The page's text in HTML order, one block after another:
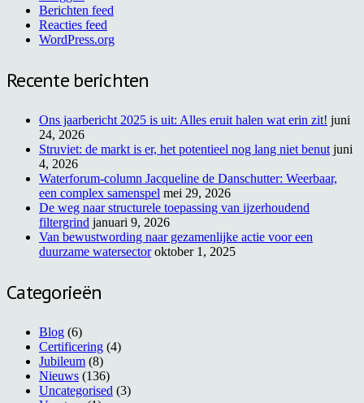
Berichten feed
Reacties feed
WordPress.org
Recente berichten
Ons jaarbericht 2025 is uit: Alles eruit halen wat erin zit! juni
24, 2026
Struviet: de markt is er, het potentieel nog lang niet benut juni
4, 2026
Waterforum-column Jacqueline de Danschutter: Weerbaar,
een complex samenspel mei 29, 2026
De weg naar structurele toepassing van ijzerhoudend
filtergrind januari 9, 2026
Van bewustwording naar gezamenlijke actie voor een
duurzame watersector oktober 1, 2025
Categorieën
Blog (6)
Certificering (4)
Jubileum (8)
Nieuws (136)
Uncategorised (3)